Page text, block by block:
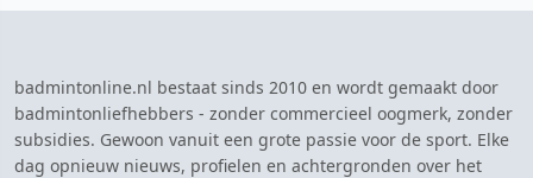
badmintonline.nl bestaat sinds 2010 en wordt gemaakt door
badmintonliefhebbers - zonder commercieel oogmerk, zonder
subsidies. Gewoon vanuit een grote passie voor de sport. Elke
dag opnieuw nieuws, profielen en achtergronden over het